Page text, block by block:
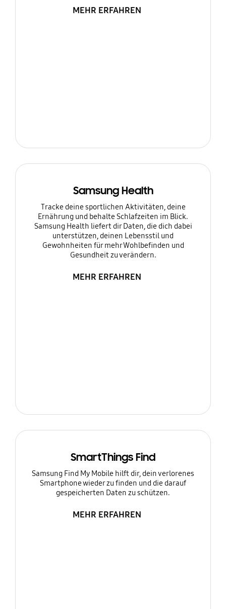
MEHR ERFAHREN
Samsung Health
Tracke deine sportlichen Aktivitäten, deine
Ernährung und behalte Schlafzeiten im Blick.
Samsung Health liefert dir Daten, die dich dabei
unterstützen, deinen Lebensstil und
Gewohnheiten für mehr Wohlbefinden und
Gesundheit zu verändern.
MEHR ERFAHREN
SmartThings Find
Samsung Find My Mobile hilft dir, dein verlorenes
Smartphone wieder zu finden und die darauf
gespeicherten Daten zu schützen.
MEHR ERFAHREN